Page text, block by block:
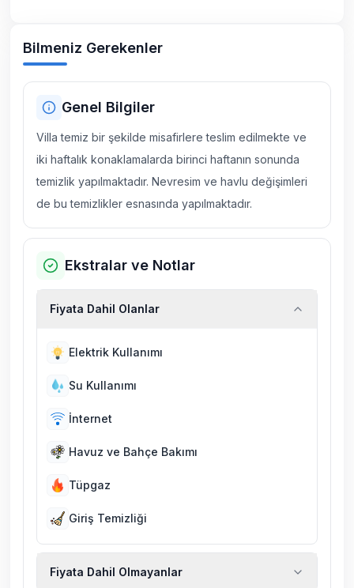
Bilmeniz Gerekenler
Genel Bilgiler
Villa temiz bir şekilde misafirlere teslim edilmekte ve
iki haftalık konaklamalarda birinci haftanın sonunda
temizlik yapılmaktadır. Nevresim ve havlu değişimleri
de bu temizlikler esnasında yapılmaktadır.
Ekstralar ve Notlar
Fiyata Dahil Olanlar
Elektrik Kullanımı
Su Kullanımı
İnternet
Havuz ve Bahçe Bakımı
Tüpgaz
Giriş Temizliği
Fiyata Dahil Olmayanlar